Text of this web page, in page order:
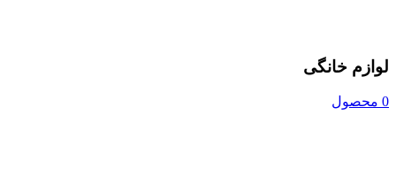
لوازم خانگی
0 محصول